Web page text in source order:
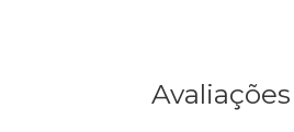
Avaliações